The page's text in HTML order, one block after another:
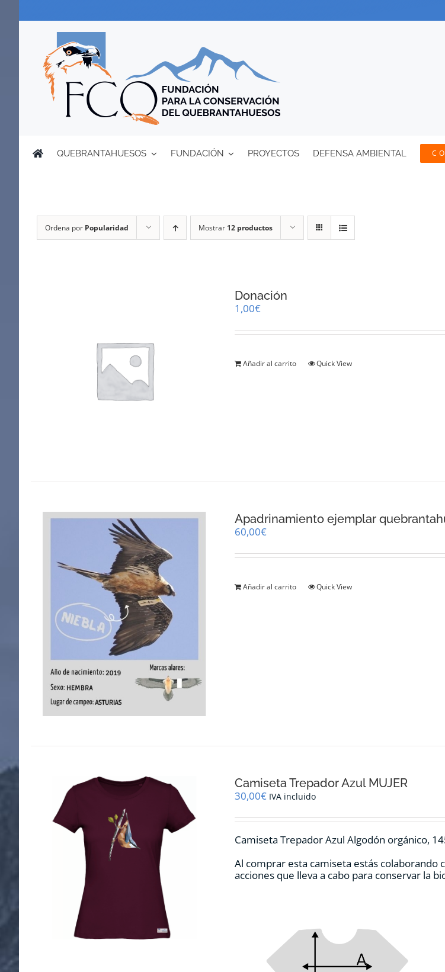
QUEBRANTAHUESOS FUNDACIÓN PROYECTOS DEFENSA AMBIENTAL
Ordena por Popularidad Mostrar 12 productos
Donación
1,00€
Añadir al carrito Quick View
Apadrinamiento ejemplar
60,00€
Añadir al carrito Quick View
Camiseta Trepador Azul MUJER
30,00€ IVA incluido
Camiseta Trepador Azul Algodón orgánico,
Al comprar esta camiseta estás colaborando
acciones que lleva a cabo para conservar la